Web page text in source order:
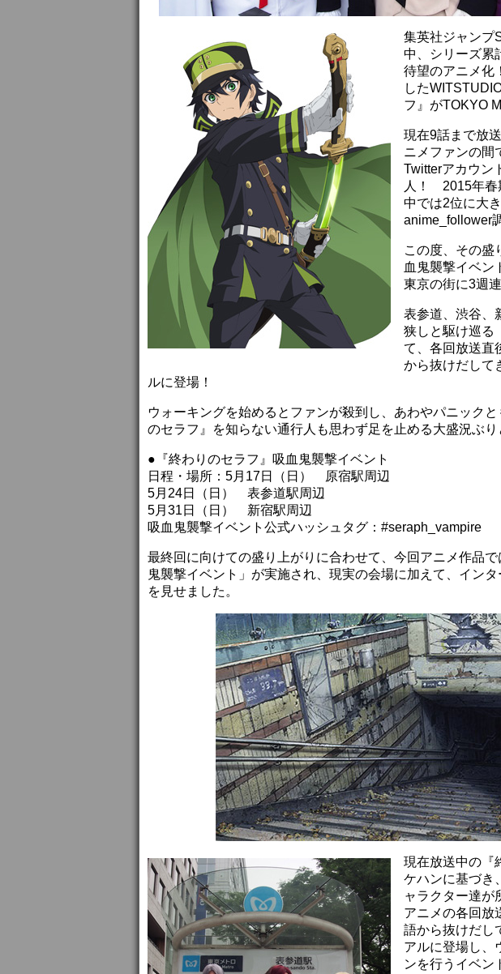
集英社ジャンプ
中、シリーズ累
待望のアニメ
した
フ』がTOKYO
現在9話まで放
ニメファンの間
Twitterアカウン
人！ 2015年春
中では2位に大
anime_follower
この度、その盛
血鬼襲撃イベン
東京の街に3週
表参道、渋谷、
狭しと駆け巡る
て、各回放送直
から抜けだして
ルに登場！
ウォーキングを始めるとファンが殺到し、あわやパニック
のセラフ』を知らない通行人も思わず足を止める大盛況ぶり
●『終わりのセラフ』吸血鬼襲撃イベント
日程・場所：5月17日（日） 原宿駅周辺
5月24日（日） 表参道駅周辺
5月31日（日） 新宿駅周辺
吸血鬼襲撃イベント公式ハッシュタグ：#seraph_vampire
最終回に向けての盛り上がりに合わせて、今回アニメ作品
鬼襲撃イベント」が実施され、現実の会場に加えて、イン
を見せました。
現在放送中の『
ケハンに基づき
ャラクター達が
アニメの各回放
語から抜けだし
アルに登場し、
ンを行うイベン